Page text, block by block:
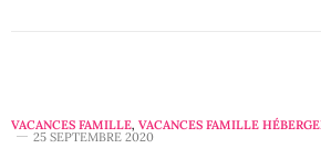
VACANCES FAMILLE, VACANCES FAMILLE
25 SEPTEMBRE 2020